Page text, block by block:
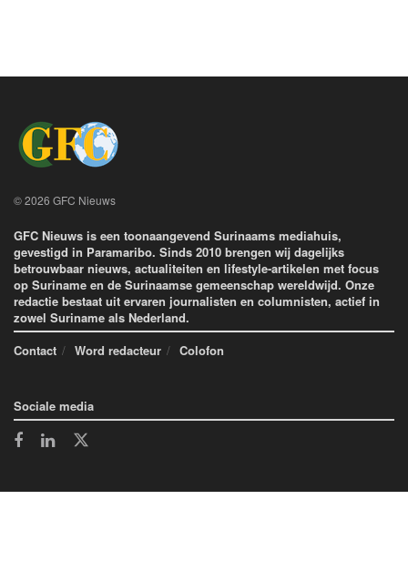
© 2026 GFC Nieuws
GFC Nieuws is een toonaangevend Surinaams mediahuis,
gevestigd in Paramaribo. Sinds 2010 brengen wij dagelijks
betrouwbaar nieuws, actualiteiten en lifestyle-artikelen met focus
op Suriname en de Surinaamse gemeenschap wereldwijd. Onze
redactie bestaat uit ervaren journalisten en columnisten, actief in
zowel Suriname als Nederland.
Contact
Word redacteur Colofon
Sociale media